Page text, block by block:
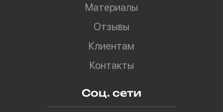
Материалы
Отзывы
Клиентам
Контакты
Соц. сети